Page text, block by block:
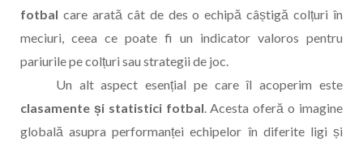
fotbal care arată cât de des o echipă câștigă colțuri în
meciuri, ceea ce poate fi un indicator valoros pentru
pariurile pe colțuri sau strategii de joc.
Un alt aspect esențial pe care îl acoperim este
clasamente și statistici fotbal. Acesta oferă o imagine
globală asupra performanței echipelor în diferite ligi și